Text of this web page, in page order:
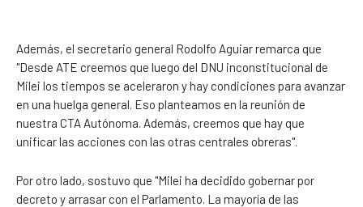
Además, el secretario general Rodolfo Aguiar remarca que
"Desde ATE creemos que luego del DNU inconstitucional de
Milei los tiempos se aceleraron y hay condiciones para avanzar
en una huelga general. Eso planteamos en la reunión de
nuestra CTA Autónoma. Además, creemos que hay que
unificar las acciones con las otras centrales obreras".
Por otro lado, sostuvo que "Milei ha decidido gobernar por
decreto y arrasar con el Parlamento. La mayoría de las